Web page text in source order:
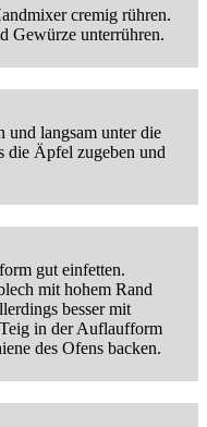
cremig rühren.
Gewürze unterrühren.
und langsam unter die
die Äpfel zugeben und
gut einfetten.
mit hohem Rand
besser mit
in der Auflaufform
des Ofens backen.